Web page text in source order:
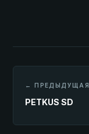
← ПРЕДЫДУЩАЯ
PETKUS SD